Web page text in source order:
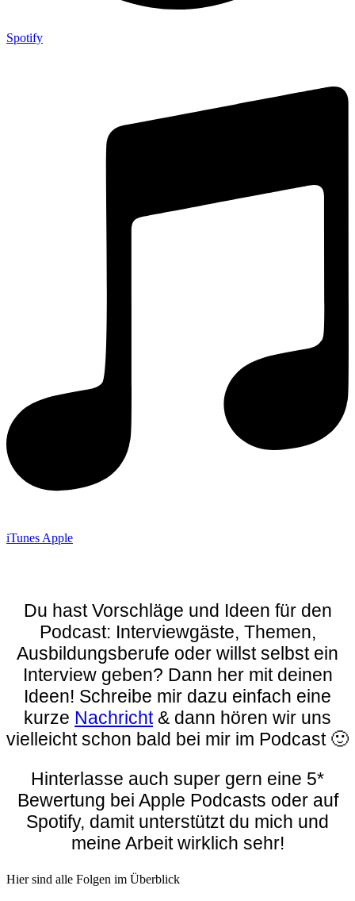
Spotify
iTunes Apple
Du hast Vorschläge und Ideen für den
Podcast: Interviewgäste, Themen,
Ausbildungsberufe oder willst selbst ein
Interview geben? Dann her mit deinen
Ideen! Schreibe mir dazu einfach eine
kurze Nachricht& dann hören wir uns
vielleicht schon bald bei mir im Podcast 🙂
Hinterlasse auch super gern eine 5*
Bewertung bei Apple Podcasts oder auf
Spotify, damit unterstützt du mich und
meine Arbeit wirklich sehr!
Hier sind alle Folgen im Überblick